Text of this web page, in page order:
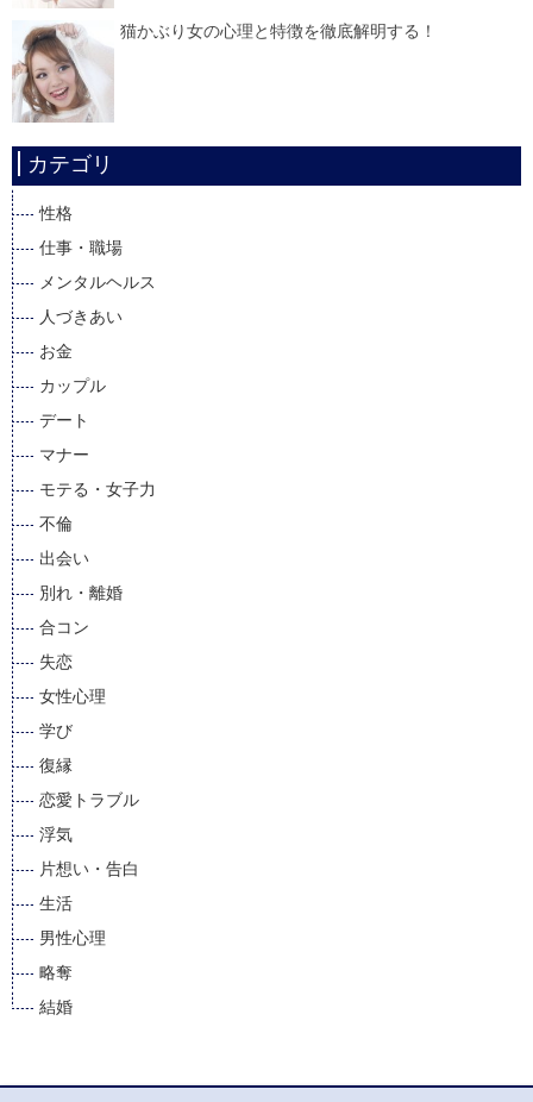
猫かぶり女の心理と特徴を徹底解明する！
カテゴリ
性格
仕事・職場
メンタルヘルス
人づきあい
お金
カップル
デート
マナー
モテる・女子力
不倫
出会い
別れ・離婚
合コン
失恋
女性心理
学び
復縁
恋愛トラブル
浮気
片想い・告白
生活
男性心理
略奪
結婚